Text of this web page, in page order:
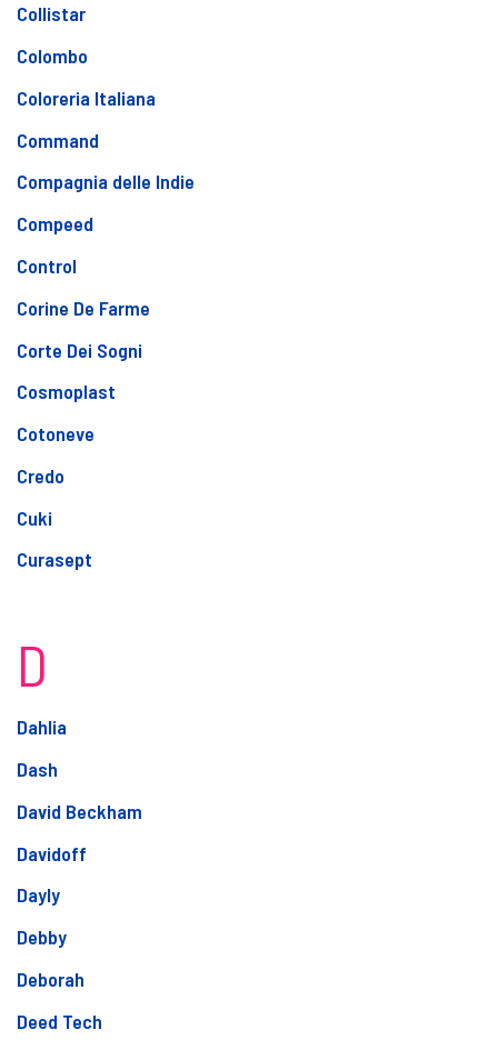
Collistar
Colombo
Coloreria Italiana
Command
Compagnia delle Indie
Compeed
Control
Corine De Farme
Corte Dei Sogni
Cosmoplast
Cotoneve
Credo
Cuki
Curasept
D
Dahlia
Dash
David Beckham
Davidoff
Dayly
Debby
Deborah
Deed Tech